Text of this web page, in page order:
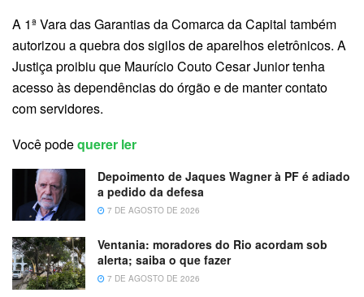
A 1ª Vara das Garantias da Comarca da Capital também
autorizou a quebra dos sigilos de aparelhos eletrônicos. A
Justiça proibiu que Maurício Couto Cesar Junior tenha
acesso às dependências do órgão e de manter contato
com servidores.
Você podequerer ler
Depoimento de Jaques Wagner à PF é adiado
a pedido da defesa
7 DE AGOSTO DE 2026
Ventania: moradores do Rio acordam sob
alerta; saiba o que fazer
7 DE AGOSTO DE 2026